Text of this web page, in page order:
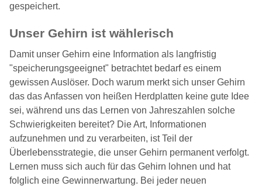
gespeichert.
Unser Gehirn ist wählerisch
Damit unser Gehirn eine Information als langfristig
"speicherungsgeeignet" betrachtet bedarf es einem
gewissen Auslöser. Doch warum merkt sich unser Gehirn
das das Anfassen von heißen Herdplatten keine gute Idee
sei, während uns das Lernen von Jahreszahlen solche
Schwierigkeiten bereitet? Die Art, Informationen
aufzunehmen und zu verarbeiten, ist Teil der
Überlebensstrategie, die unser Gehirn permanent verfolgt.
Lernen muss sich auch für das Gehirn lohnen und hat
folglich eine Gewinnerwartung. Bei jeder neuen